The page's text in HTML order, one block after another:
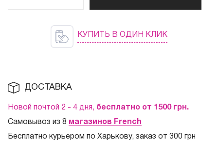
КУПИТЬ В ОДИН КЛИК
ДОСТАВКА
Новой почтой 2 - 4 дня, бесплатно от 1500 грн.
Самовывоз из 8 магазинов French
Бесплатно курьером по Харькову, заказ от 300 грн